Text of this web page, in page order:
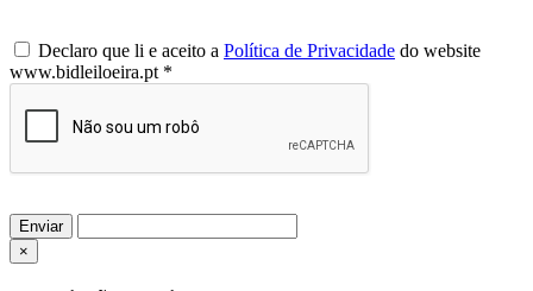
Declaro que li e aceito a Política de Privacidade do website
www.bidleiloeira.pt *
Enviar
×